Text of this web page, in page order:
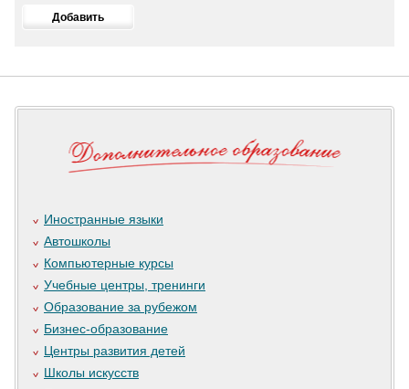
Иностранные языки
Автошколы
Компьютерные курсы
Учебные центры, тренинги
Образование за рубежом
Бизнес-образование
Центры развития детей
Школы искусств